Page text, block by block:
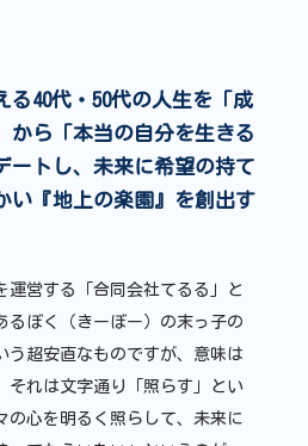
る40代・50代の人生を「成
から「本当の自分を生きる
ートし、未来に希望の持て
い『地上の楽園』を創出す
運営する「合同会社てるる」と
るぼく（きーぼー）の末っ子の
う超安直なものですが、意味は
それは文字通り「照らす」とい
の心を明るく照らして、未来に